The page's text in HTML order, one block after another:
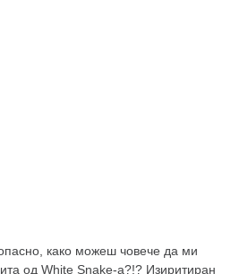
како можеш човече да ми
од White Snake-a?!? Изиритиран